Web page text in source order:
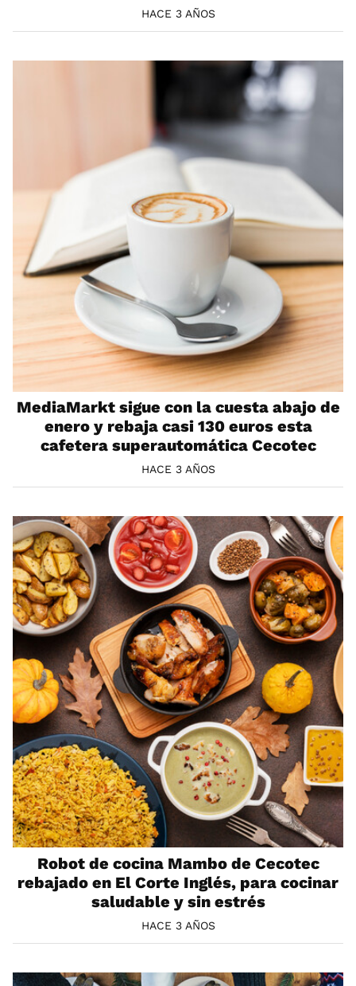
HACE 3 AÑOS
MediaMarkt sigue con la cuesta abajo de
enero y rebaja casi 130 euros esta
cafetera superautomática Cecotec
HACE 3 AÑOS
Robot de cocina Mambo de Cecotec
rebajado en El Corte Inglés, para cocinar
saludable y sin estrés
HACE 3 AÑOS